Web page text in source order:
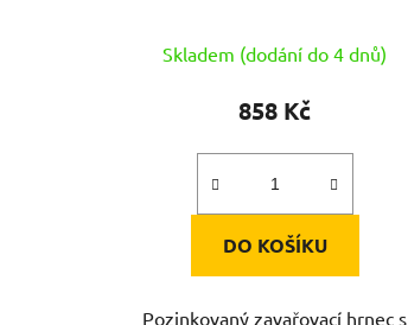
Skladem (dodání do 4 dnů)
858 Kč
DO KOŠÍKU
Pozinkovaný zavařovací hrnec s